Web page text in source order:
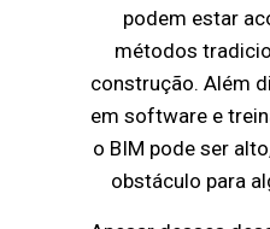
podem estar
métodos
construção. Além
em software e
o BIM pode ser
obstáculo para